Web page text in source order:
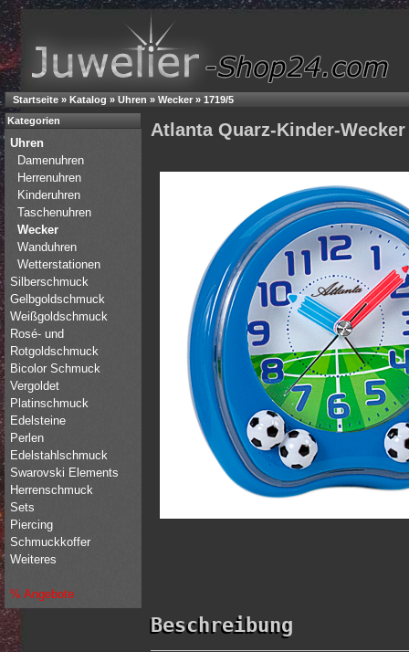
Startseite » Katalog » Uhren » Wecker» 1719/5
Atlanta Quarz-Kinder-
Beschreibung
Kategorien
Uhren
Damenuhren
Herrenuhren
Kinderuhren
Taschenuhren
Wecker
Wanduhren
Wetterstationen
Silberschmuck
Gelbgoldschmuck
Weißgoldschmuck
Rosé- und
Rotgoldschmuck
Bicolor Schmuck
Vergoldet
Platinschmuck
Edelsteine
Perlen
Edelstahlschmuck
Swarovski Elements
Herrenschmuck
Sets
Piercing
Schmuckkoffer
Weiteres
% Angebote